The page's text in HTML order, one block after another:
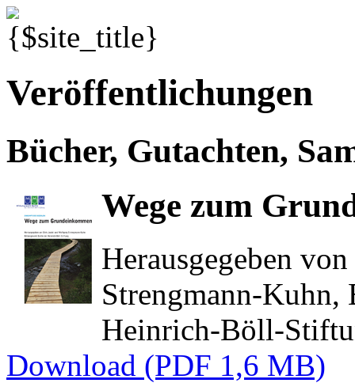
Veröffentlichungen
Bücher, Gutachten,
Wege zum
Herausgegeben
Strengmann-
Heinrich-Böll-
Download (PDF 1,6 MB)